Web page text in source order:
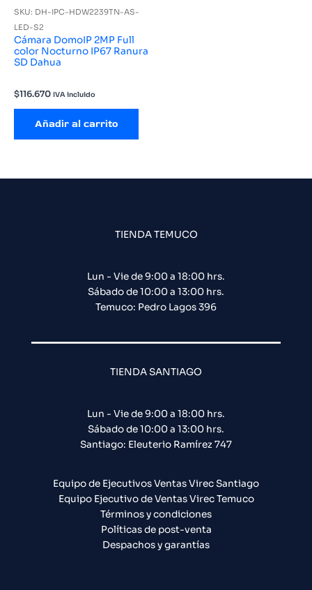
SKU: DH-IPC-HDW2239TN-AS-
LED-S2
Cámara DomoIP 2MP Full
color Nocturno IP67 Ranura
SD Dahua
$116.670 IVA incluido
Añadir al carrito
TIENDA TEMUCO
Lun - Vie de 9:00 a 18:00 hrs.
Sábado de 10:00 a 13:00 hrs.
Temuco: Pedro Lagos 396
TIENDA SANTIAGO
Lun - Vie de 9:00 a 18:00 hrs.
Sábado de 10:00 a 13:00 hrs.
Santiago: Eleuterio Ramírez 747​
Equipo de Ejecutivos Ventas Virec Santiago
Equipo Ejecutivo de Ventas Virec Temuco
Términos y condiciones
Políticas de post-venta
Despachos y garantías